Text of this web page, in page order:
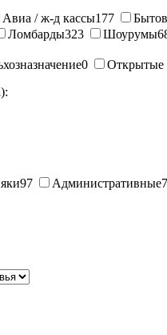
Авиа / ж-д кассы177
Ломбарды323 Шоурумы
0 Открытые
97 Административные